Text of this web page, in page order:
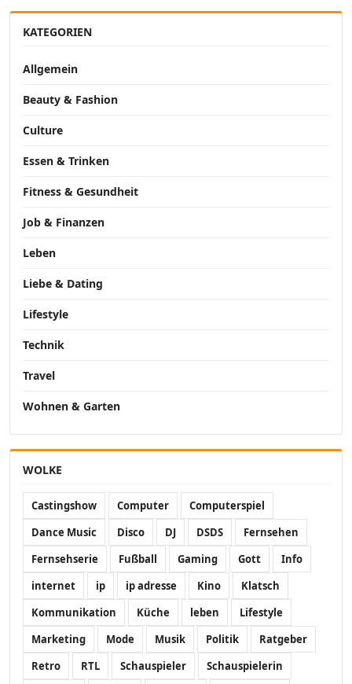
KATEGORIEN
Allgemein
Beauty & Fashion
Culture
Essen & Trinken
Fitness & Gesundheit
Job & Finanzen
Leben
Liebe & Dating
Lifestyle
Technik
Travel
Wohnen & Garten
WOLKE
Castingshow Computer
Computerspiel
Dance Music
Disco DJ DSDS
Fernsehen
Fernsehserie
Fußball Gaming Gott
Info
internet
ip ip adresse Kino
Klatsch
Kommunikation
Küche leben
Lifestyle
Marketing
Mode Musik Politik
Ratgeber
Retro
RTL Schauspieler
Schauspielerin